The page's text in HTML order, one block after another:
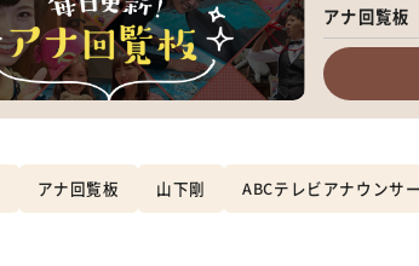
アナ回覧板
アナ回覧板 山下剛 ABCテレビアナウンサー